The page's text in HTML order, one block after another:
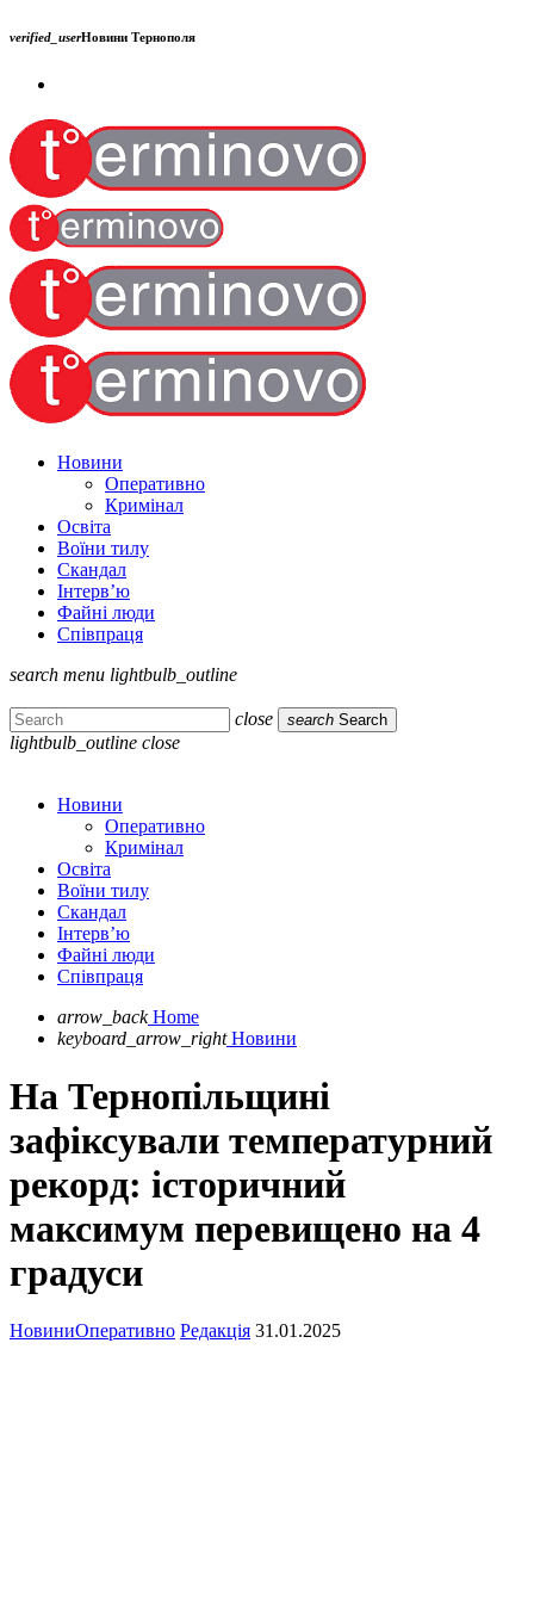
verified_userНовини Тернополя
Новини
Оперативно
Кримінал
Освіта
Воїни тилу
Скандал
Інтерв’ю
Файні люди
Співпраця
search menu lightbulb_outline
close search Search
lightbulb_outline close
Новини
Оперативно
Кримінал
Освіта
Воїни тилу
Скандал
Інтерв’ю
Файні люди
Співпраця
arrow_back Home
keyboard_arrow_right Новини
На Тернопільщині
зафіксували температурний
рекорд: історичний
максимум перевищено на 4
градуси
НовиниОперативно Редакція 31.01.2025